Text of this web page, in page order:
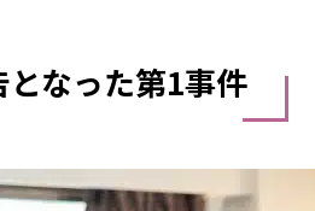
なった第1事件